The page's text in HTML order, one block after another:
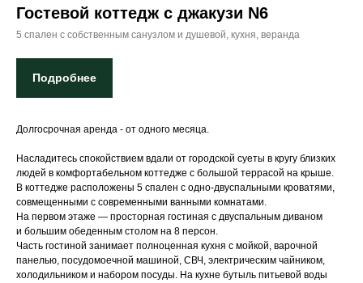
Гостевой коттедж с джакузи N6
5 спален с собственным санузлом и душевой, кухня, веранда
Подробнее
Долгосрочная аренда - от одного месяца.
Насладитесь спокойствием вдали от городской суеты в кругу близких
людей в комфортабельном коттедже с большой террасой на крыше.
В коттедже расположены 5 спален с одно-двуспальными кроватями,
совмещенными с современными ванными комнатами.
На первом этаже — просторная гостиная с двуспальным диваном
и большим обеденным столом на 8 персон.
Часть гостиной занимает полноценная кухня с мойкой, варочной
панелью, посудомоечной машиной, СВЧ, электрическим чайником,
холодильником и набором посуды. На кухне бутыль питьевой воды
Политика
конфиденциальности
АккредитацияС502025006150
действует до 11.08.2028